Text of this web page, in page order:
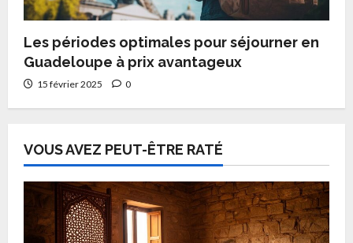
Les périodes optimales pour séjourner en
Guadeloupe à prix avantageux
15 février 2025 0
VOUS AVEZ PEUT-ÊTRE RATÉ